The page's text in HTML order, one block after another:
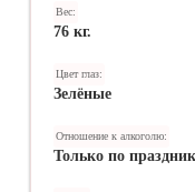
Вес:
76 кг.
Цвет глаз:
Зелёные
Отношение к алкоголю:
Только по